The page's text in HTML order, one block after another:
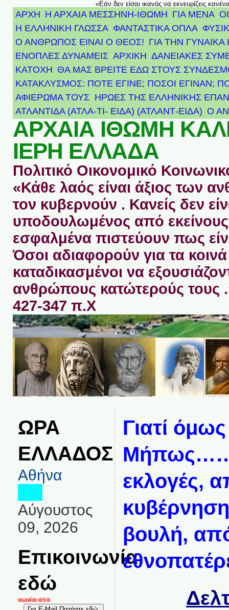
«Εάν δεν είσαι ικανός να εκνευρίζεις
ΑΡΧΗ Η ΑΡΧΑΙΑ ΜΕΣΣΗΝΗ-ΙΘΩΜΗ ΓΙΑ ΜΕΝΑ
Η ΕΛΛΗΝΙΚΗ ΓΛΩΣΣΑ ΦΑΝΤΑΣΤΙΚΑ ΟΠΛΑ
Ο ΑΝΘΡΩΠΟΣ ΕΙΝΑΙ Ο ΘΕΟΣ! ΓΙΑ ΤΗΝ ΓΥΝΑΙΚΑ
ΕΝΟΠΛΕΣ ΔΥΝΑΜΕΙΣ ΑΡΧΙΚΉ ΔΑΝΕΙΑΚΕΣ
ΚΑΤΟΧΗ ΘΑ ΜΑΣ ΒΡΕΙΤΕ ΕΔΩ ΣΤΟΥΣ
ΚΑΤΑΚΛΥΣΜΟΣ: ΠΟΤΕ ΕΓΙΝΕ; ΠΟΣΟΙ ΕΓΙΝΑΝ;
ΑΦΙΈΡΩΜΑ ΤΟΥΣ ΉΡΩΕΣ ΤΗΣ ΕΛΛΗΝΙΚΉΣ
ΑΤΛΑΝΤΊΔΑ (ΑΤΛΑ-ΤΙ- ΕΙΔΑ) (ΑΤΛΑΝΤ-ΕΙΔΑ) Ο
ΑΡΧΑΙΑ ΙΘΩΜΗ
ΙΕΡΗ ΕΛΛΑΔΑ
Πολιτικό Οικονομικό
«Κάθε λαός είναι άξιος των
τον κυβερνούν . Κανείς δεν
υποδουλωμένος από
εσφαλμένα πιστεύουν πως
Όσοι αδιαφορούν για τα κοινά
καταδικασμένοι να
ανθρώπους κατώτερούς τους
427-347 π.Χ
ΩΡΑ
ΕΛΛΑΔΟΣ
Αθήνα
Αύγουστος
09, 2026
Επικοινωνία
εδώ
στο
Γιατί
εκλογές,
βουλή,